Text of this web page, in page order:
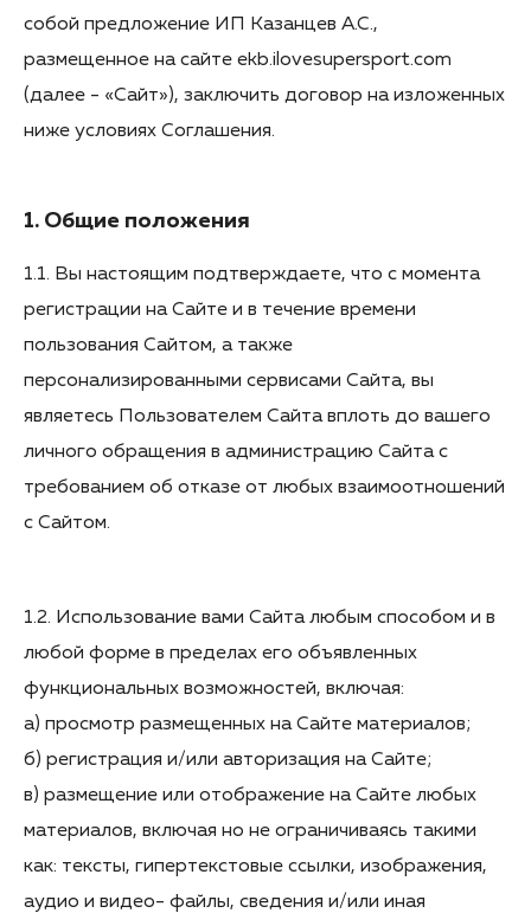
собой предложение ИП Казанцев А.С.,
размещенное на сайте ekb.ilovesupersport.com
(далее - «Сайт»), заключить договор на изложенных
ниже условиях Соглашения.
1. Общие положения
1.1. Вы настоящим подтверждаете, что с момента
регистрации на Сайте и в течение времени
пользования Сайтом, а также
персонализированными сервисами Сайта, вы
являетесь Пользователем Сайта вплоть до вашего
личного обращения в администрацию Сайта с
требованием об отказе от любых взаимоотношений
с Сайтом.
1.2. Использование вами Сайта любым способом и в
любой форме в пределах его объявленных
функциональных возможностей, включая:
а) просмотр размещенных на Сайте материалов;
б) регистрация и/или авторизация на Сайте;
в) размещение или отображение на Сайте любых
материалов, включая но не ограничиваясь такими
как: тексты, гипертекстовые ссылки, изображения,
аудио и видео- файлы, сведения и/или иная